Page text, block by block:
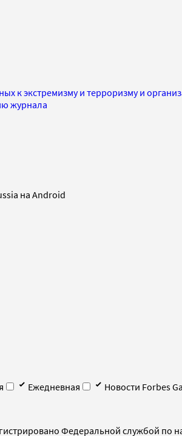
к экстремизму и терроризму и
журнала
на Android
Ежедневная
Новости Forbes
Федеральной службой по